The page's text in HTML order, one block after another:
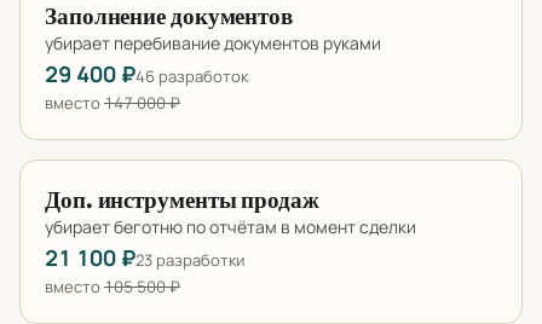
Заполнение документов
убирает перебивание документов руками
29 400 ₽46 разработок
вместо 147 000 ₽
Доп. инструменты продаж
убирает беготню по отчётам в момент сделки
21 100 ₽23 разработки
вместо 105 500 ₽